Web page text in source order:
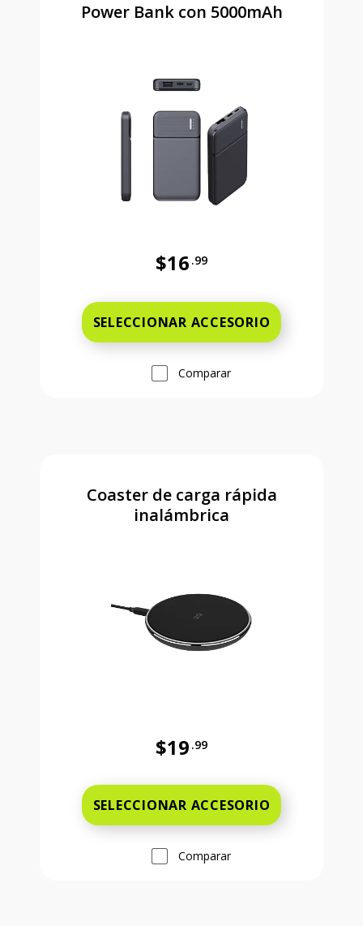
Power Bank con 5000mAh
$16 .99
SELECCIONAR ACCESORIO
Comparar
Coaster de carga rápida
inalámbrica
$19 .99
SELECCIONAR ACCESORIO
Comparar